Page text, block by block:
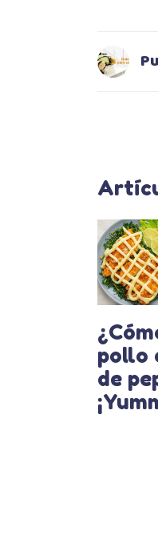
pollo
de